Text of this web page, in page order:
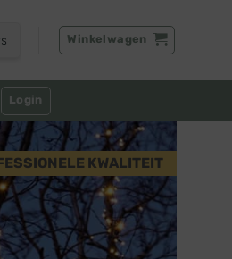
Winkelwagen
Login
KWALITEIT